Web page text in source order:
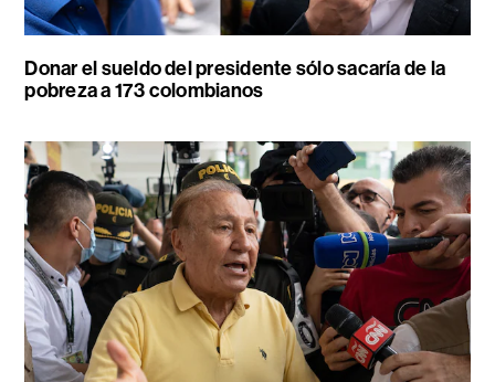
Donar el sueldo del presidente sólo sacaría de la
pobreza a 173 colombianos